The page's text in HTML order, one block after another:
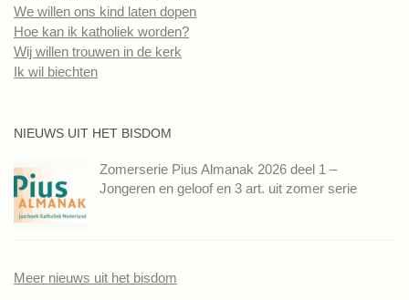
We willen ons kind laten dopen
Hoe kan ik katholiek worden?
Wij willen trouwen in de kerk
Ik wil biechten
NIEUWS UIT HET BISDOM
Zomerserie Pius Almanak 2026 deel 1 –
Jongeren en geloof en 3 art. uit zomer serie
Meer nieuws uit het bisdom